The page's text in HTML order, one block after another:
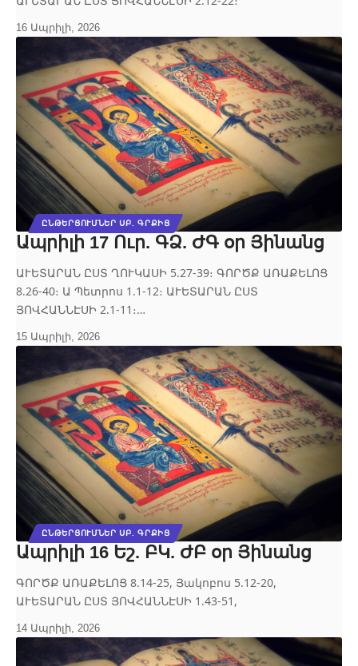
16 Ապրիլի, 2026
ԸՆԹԵՐՑՈՒՄՆԵՐ ՍԲ. ԳՐՔԻՑ
Ապրիլի 17 Ուր. ԳՁ. ԺԳ օր Յինանց
ԱՒԵՏԱՐԱՆ ԸՍՏ ՂՈՒԿԱՍԻ 5.27‐39։ ԳՈՐԾՔ ԱՌԱՔԵԼՈՑ
8.26‐40։ Ա Պետրոս 1.1‐12։ ԱՒԵՏԱՐԱՆ ԸՍՏ
ՅՈՎՀԱՆՆԷՍԻ 2.1‐11։…
15 Ապրիլի, 2026
ԸՆԹԵՐՑՈՒՄՆԵՐ ՍԲ. ԳՐՔԻՑ
Ապրիլի 16 Եշ. ԲԿ. ԺԲ օր Յինանց
ԳՈՐԾՔ ԱՌԱՔԵԼՈՑ 8.14‐25, Յակոբոս 5.12‐20,
ԱՒԵՏԱՐԱՆ ԸՍՏ ՅՈՎՀԱՆՆԷՍԻ 1.43‐51,
14 Ապրիլի, 2026